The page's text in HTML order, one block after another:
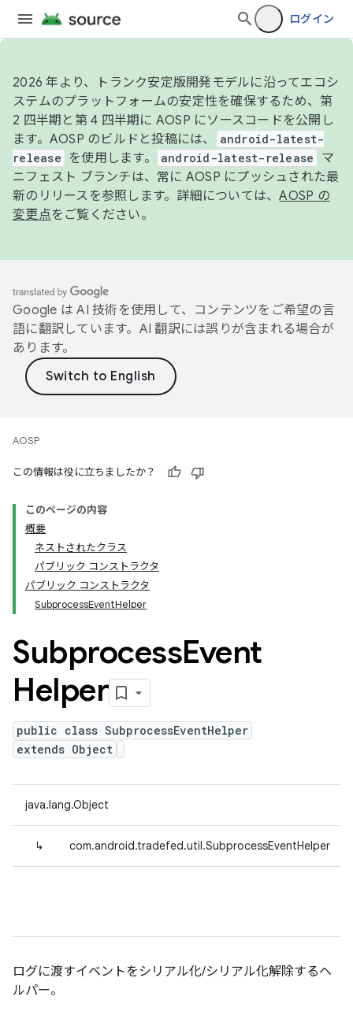
ログイン
2026 年より、トランク安定版開発モデルに沿ってエコシ
ステムのプラットフォームの安定性を確保するため、第
2 四半期と第 4 四半期に AOSP にソースコードを公開し
ます。AOSP のビルドと投稿には、
android-latest-
release
を使用します。 android-latest-release
マ
ニフェスト ブランチは、常に AOSP にプッシュされた最
新のリリースを参照します。詳細については、AOSP の
変更点をご覧ください。
Google は AI 技術を使用して、コンテンツをご希望の言
語に翻訳しています。AI 翻訳には誤りが含まれる場合が
あります。
AOSP
この情報は役に立ちましたか？
このページの内容
概要
ネストされたクラス
パブリック コンストラクタ
パブリック コンストラクタ
SubprocessEventHelper
SubprocessEvent
Helper
public class SubprocessEventHelper
extends Object
java.lang.Object
↳ com.android.tradefed.util.SubprocessEventHelper
ログに渡すイベントをシリアル化/シリアル化解除するヘ
ルパー。